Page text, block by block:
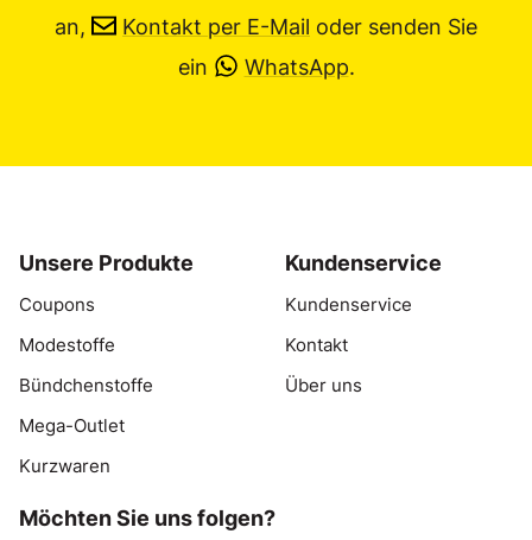
an,
Kontakt per E-Mail oder senden Sie
ein
WhatsApp.
Unsere Produkte
Coupons
Modestoffe
Bündchenstoffe
Mega-Outlet
Kurzwaren
Kundenservice
Kundenservice
Kontakt
Über uns
Möchten Sie uns folgen?